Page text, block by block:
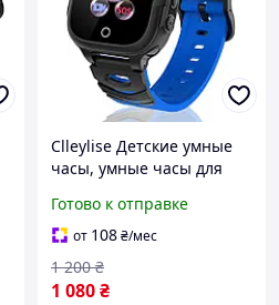
Clleylise Детские умные
часы, умные часы для
телефонные звонки SOS
Игры Музыка MP3-плеер
HD Селфи Камера
Готово к отправке
от 108₴/мес
1 080₴
1 200 ₴